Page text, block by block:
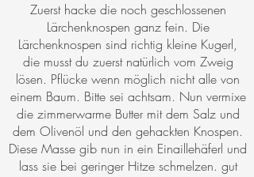
Zuerst hacke die noch geschlossenen
Lärchenknospen ganz fein. Die
Lärchenknospen sind richtig kleine Kugerl,
die musst du zuerst natürlich vom Zweig
lösen. Pflücke wenn möglich nicht alle von
einem Baum. Bitte sei achtsam. Nun vermixe
die zimmerwarme Butter mit dem Salz und
dem Olivenöl und den gehackten Knospen.
Diese Masse gib nun in ein Einaillehäferl und
lass sie bei geringer Hitze schmelzen. gut